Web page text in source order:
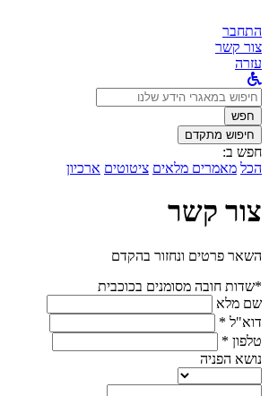
התחבר
צור קשר
עזרה
לחפש
ב:חפש
חיפוש מתקדם
חפש ב:
הכל מאמרים מלאים ציטוטים ארכיון
צור קשר
השאר פרטים ונחזור בהקדם
*שדות חובה מסומנים בכוכבית
שם מלא
דוא"ל *
טלפון *
נושא הפניה